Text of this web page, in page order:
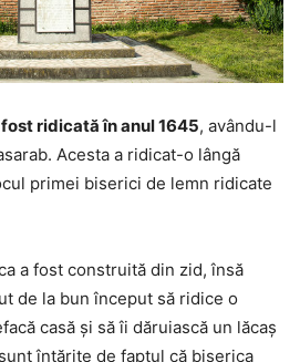
ridicată în anul 1645, avându-l
Acesta a ridicat-o lângă
primei biserici de lemn ridicate
a fost construită din zid, însă
de la bun început să ridice o
casă şi să îi dăruiască un lăcaş
întărite de faptul că biserica